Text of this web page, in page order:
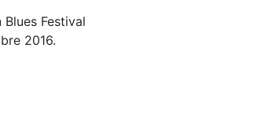
Festival
2016.